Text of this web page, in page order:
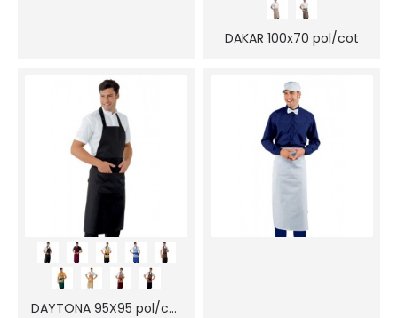
DAKAR 100x70 pol/cot
DAYTONA 95X95 pol/cot